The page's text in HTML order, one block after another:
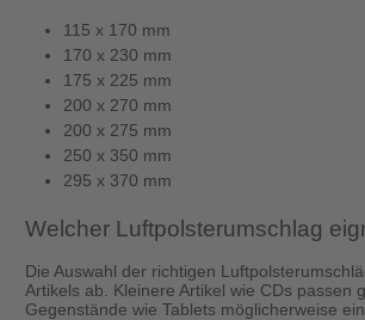
115 x 170 mm
170 x 230 mm
175 x 225 mm
200 x 270 mm
200 x 275 mm
250 x 350 mm
295 x 370 mm
Welcher Luftpolsterumschlag
Die Auswahl der richtigen
Artikels ab. Kleinere Artikel wie CDs
Gegenstände wie Tablets möglicherweise